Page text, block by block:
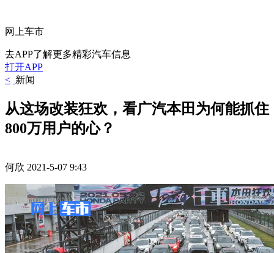
网上车市
去APP了解更多精彩汽车信息
打开APP
< 新闻
从这场改装狂欢，看广汽本田为何能抓住
800万用户的心？
何欣 2021-5-07 9:43